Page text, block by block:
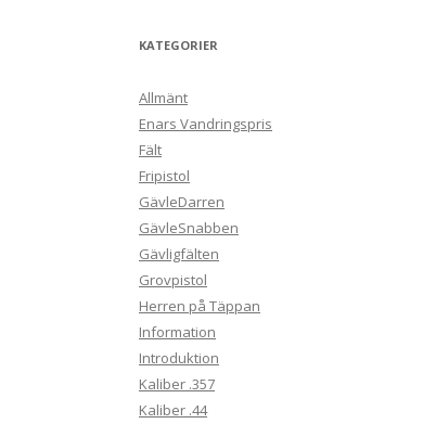
KATEGORIER
Allmänt
Enars Vandringspris
Fält
Fripistol
GävleDarren
GävleSnabben
Gävligfälten
Grovpistol
Herren på Täppan
Information
Introduktion
Kaliber .357
Kaliber .44